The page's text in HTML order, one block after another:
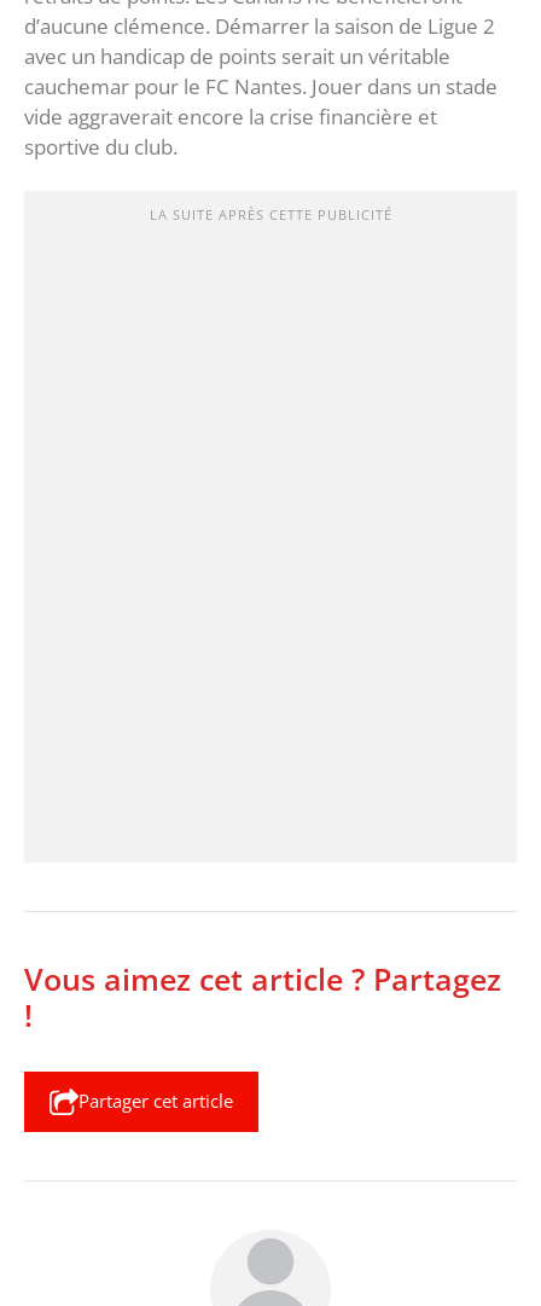
d’aucune clémence. Démarrer la saison de Ligue 2
avec un handicap de points serait un véritable
cauchemar pour le FC Nantes. Jouer dans un stade
vide aggraverait encore la crise financière et
sportive du club.
LA SUITE APRÈS CETTE PUBLICITÉ
Vous aimez cet article ? Partagez
!
Partager cet article